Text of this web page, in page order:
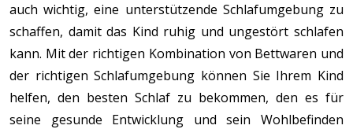
auch wichtig, eine unterstützende Schlafumgebung zu
schaffen, damit das Kind ruhig und ungestört schlafen
kann. Mit der richtigen Kombination von Bettwaren und
der richtigen Schlafumgebung können Sie Ihrem Kind
helfen, den besten Schlaf zu bekommen, den es für
seine gesunde Entwicklung und sein Wohlbefinden